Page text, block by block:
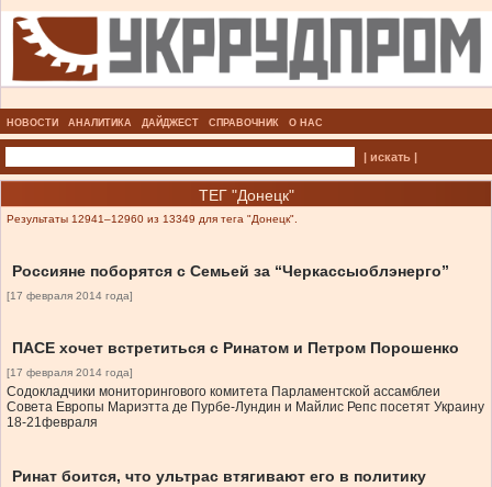
НОВОСТИ АНАЛИТИКА ДАЙДЖЕСТ СПРАВОЧНИК О НАС
| искать |
ТЕГ "Донецк"
Результаты 12941–12960 из 13349 для тега "Донецк".
Россияне поборятся с Семьей за “Черкассыоблэнерго”
[17 февраля 2014 года]
ПАСЕ хочет встретиться с Ринатом и Петром Порошенко
[17 февраля 2014 года]
Содокладчики мониторингового комитета Парламентской ассамблеи
Совета Европы Мариэтта де Пурбе-Лундин и Майлис Репс посетят Украину
18-21февраля
Ринат боится, что ультрас втягивают его в политику